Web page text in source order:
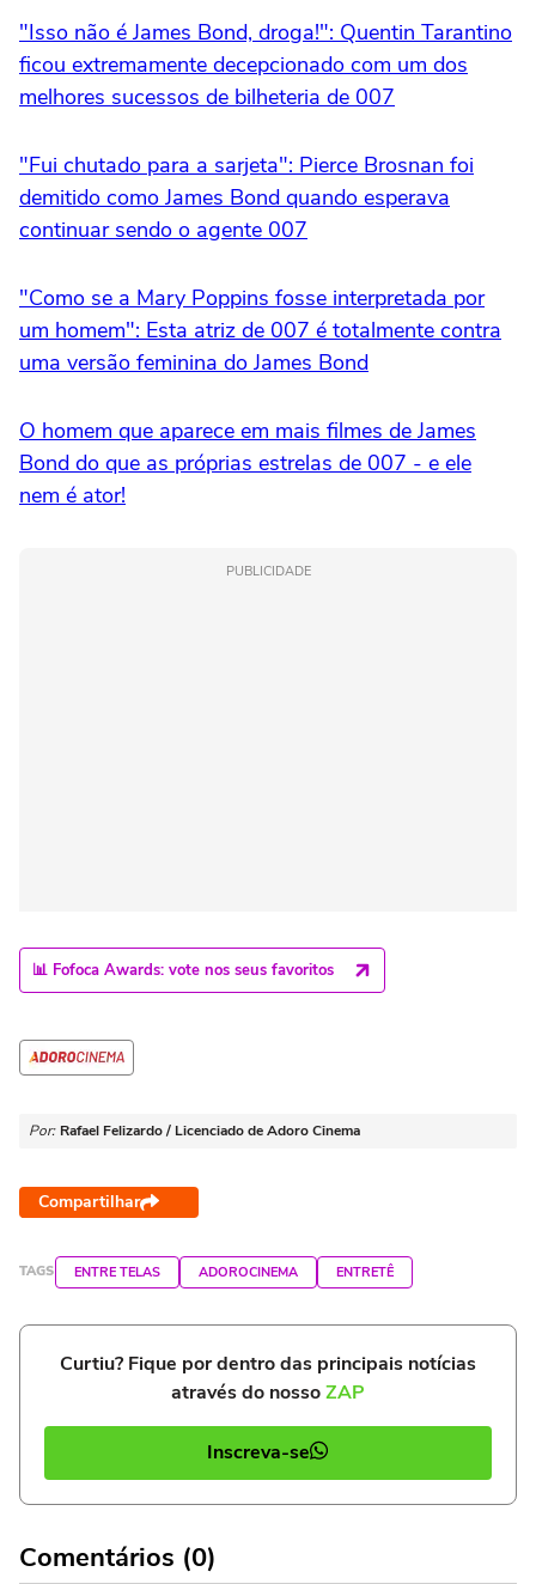
"Isso não é James Bond, droga!": Quentin Tarantino
ficou extremamente decepcionado com um dos
melhores sucessos de bilheteria de 007
"Fui chutado para a sarjeta": Pierce Brosnan foi
demitido como James Bond quando esperava
continuar sendo o agente 007
"Como se a Mary Poppins fosse interpretada por
um homem": Esta atriz de 007 é totalmente contra
uma versão feminina do James Bond
O homem que aparece em mais filmes de James
Bond do que as próprias estrelas de 007 - e ele
nem é ator!
PUBLICIDADE
📊 Fofoca Awards: vote nos seus favoritos
Por: Rafael Felizardo / Licenciado de Adoro Cinema
Compartilhar
TAGS ENTRE TELAS ADOROCINEMA ENTRETÊ
Curtiu? Fique por dentro das principais notícias
através do nossoZAP
Inscreva-se
Comentários (0)